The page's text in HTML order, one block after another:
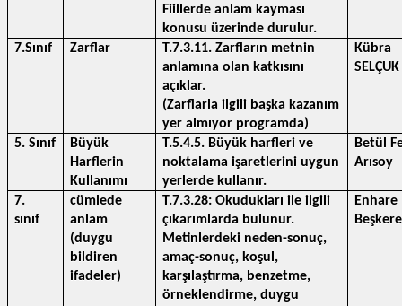
Fiillerde anlam kayması
konusu üzerinde durulur.
7.Sınıf Zarflar
T.7.3.11. Zarfların metnin
anlamına olan katkısını
açıklar.
(Zarflarla ilgili başka kazanım
yer almıyor programda)
Kübra
SELÇUK
5. Sınıf
Büyük
Harflerin
Kullanımı
T.5.4.5. Büyük harfleri ve
noktalama işaretlerini uygun
yerlerde kullanır.
Betül
Arısoy
7.
sınıf
cümlede
anlam
(duygu
bildiren
ifadeler)
T.7.3.28: Okudukları ile ilgili
çıkarımlarda bulunur.
Metinlerdeki neden-sonuç,
amaç-sonuç, koşul,
karşılaştırma, benzetme,
örneklendirme, duygu
Enhare